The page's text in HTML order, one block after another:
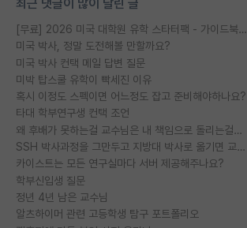
최근 댓글이 많이 달린 글
[무료] 2026 미국 대학원 유학 스타터팩 - 가이드북 & 합격자 컨택메일 템플릿
미국 박사, 정말 도전해볼 만할까요?
미국 박사 컨택 메일 답변 질문
미박 탑스쿨 유학이 빡세진 이유
혹시 이정도 스펙이면 어느정도 잡고 준비해야하나요?
타대 학부연구생 컨택 조언
왜 후배가 못하는걸 교수님은 내 책임으로 돌리는걸까요?
SSH 박사과정을 그만두고 지방대 박사로 옮기면 교수의 꿈은 끝일까요?
카이스트는 모든 연구실마다 서버 제공해주나요?
학부신입생 질문
정년 4년 남은 교수님
알츠하이머 관련 고등학생 탐구 포트폴리오